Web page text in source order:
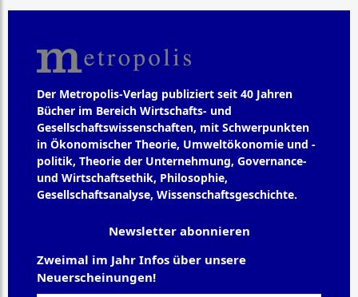
Der Metropolis-Verlag publiziert seit 40 Jahren
Bücher im Bereich Wirtschafts- und
Gesellschaftswissenschaften, mit Schwerpunkten
in Ökonomischer Theorie, Umweltökonomie und -
politik, Theorie der Unternehmung, Governance-
und Wirtschaftsethik, Philosophie,
Gesellschaftsanalyse, Wissenschaftsgeschichte.
Newsletter abonnieren
Zweimal im Jahr Infos über unsere
Neuerscheinungen!